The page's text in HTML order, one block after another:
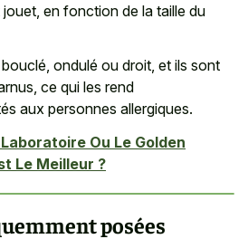
en fonction de la taille du
ondulé ou droit, et ils sont
ce qui les rend
aux personnes allergiques.
Ou Le Golden
Le Meilleur ?
posées